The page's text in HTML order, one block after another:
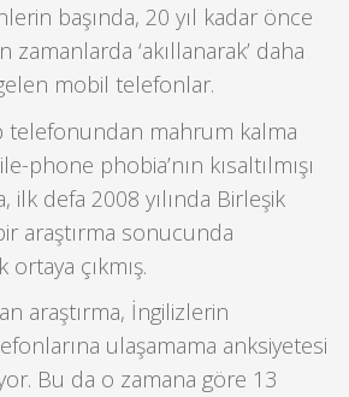
başında, 20 yıl kadar önce
zamanlarda ‘akıllanarak’ daha
mobil telefonlar.
telefonundan mahrum kalma
phone phobia’nın kısaltılmışı
defa 2008 yılında Birleşik
araştırma sonucunda
çıkmış.
araştırma, İngilizlerin
ulaşamama anksiyetesi
Bu da o zamana göre 13